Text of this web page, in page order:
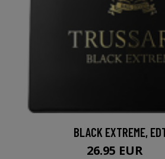
BLACK EXTREME,
26.95 EUR